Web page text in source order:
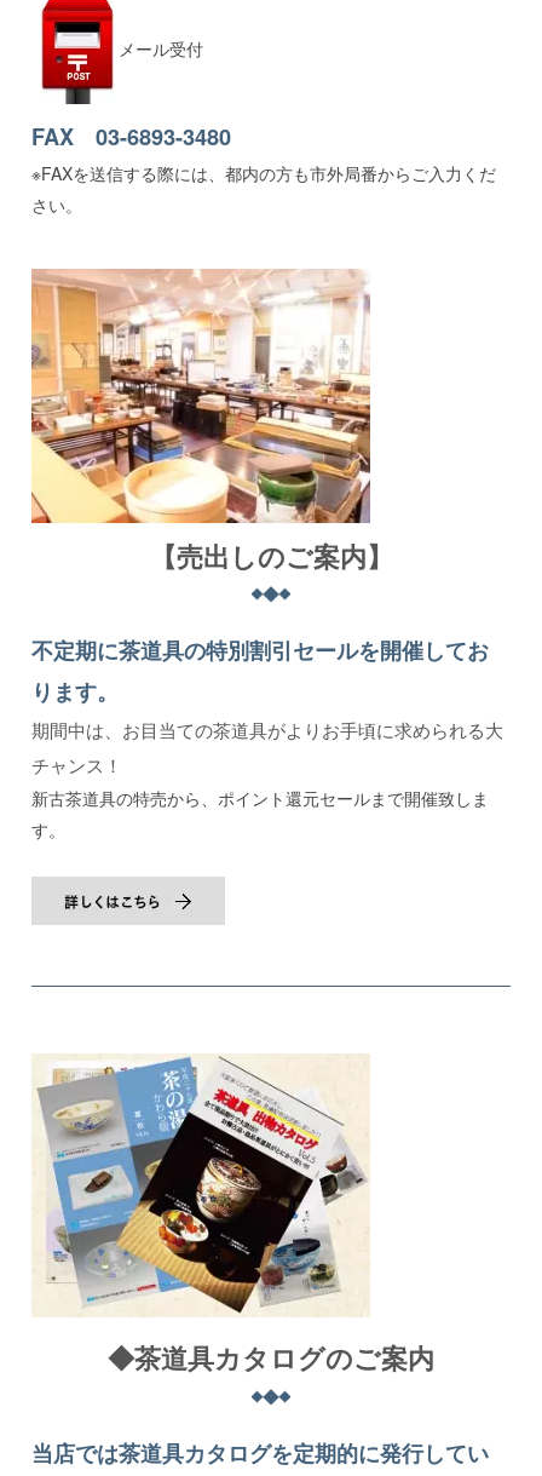
メール受付
FAX 03-6893-3480
※FAXを送信する際には、都内の方も市外局番からご入力くだ
さい。
【売出しのご案内】
不定期に茶道具の特別割引セールを開催してお
ります。
期間中は、お目当ての茶道具がよりお手頃に求められる大
チャンス！
新古茶道具の特売から、ポイント還元セールまで開催致しま
す。
◆茶道具カタログのご案内
当店では茶道具カタログを定期的に発行してい